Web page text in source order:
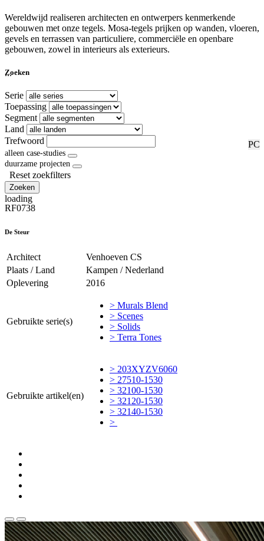
Wereldwijd realiseren architecten en ontwerpers kenmerkende
gebouwen met onze tegels. Mosa-tegels prijken op wanden, vloeren,
gevels en terrassen van particuliere, commerciële en openbare
gebouwen, zowel in interieurs als exterieurs.
...
Zoeken
Serie
Toepassing
Segment
Land
Trefwoord
RF
PC
alleen case-studies
duurzame projecten
Reset zoekfilters
Zoeken
loading
RF0738
De Steur
Architect
Venhoeven CS
Plaats / Land
Kampen / Nederland
Oplevering
2016
Gebruikte serie(s)
> Murals Blend
> Scenes
> Solids
> Terra Tones
Gebruikte artikel(en)
> 203XYZV6060
> 27510-1530
> 32100-1530
> 32120-1530
> 32140-1530
>